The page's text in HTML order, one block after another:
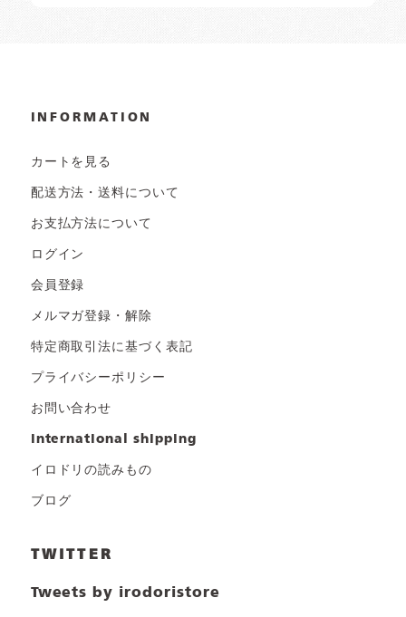
INFORMATION
カートを見る
配送方法・送料について
お支払方法について
ログイン
会員登録
メルマガ登録・解除
特定商取引法に基づく表記
プライバシーポリシー
お問い合わせ
international shipping
イロドリの読みもの
ブログ
TWITTER
Tweets by irodoristore